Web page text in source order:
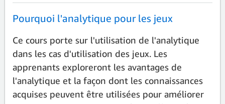
Pourquoi l'analytique pour les jeux
Ce cours porte sur l'utilisation de l'analytique
dans les cas d'utilisation des jeux. Les
apprenants exploreront les avantages de
l'analytique et la façon dont les connaissances
acquises peuvent être utilisées pour améliorer